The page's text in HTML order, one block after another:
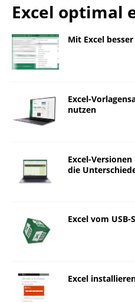
Excel optimal
Mit Excel
Excel-
nutzen
Excel-
die
Excel vom
Excel